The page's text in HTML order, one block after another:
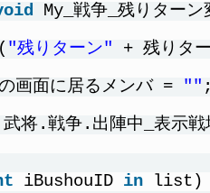
My_戦争_残りター
"残りターン"
+ 残りタ
画面に居るメンバ = "" ;
.戦争.出陣中_表示戦
iBushouID in list)